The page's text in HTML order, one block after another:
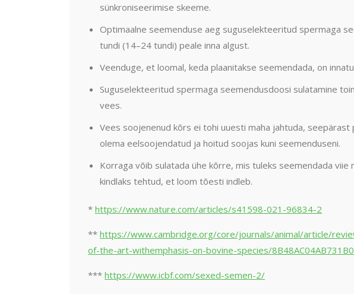
sünkroniseerimise skeeme.
Optimaalne seemenduse aeg suguselekteeritud spermaga
tundi (14–24 tundi) peale inna algust.
Veenduge, et loomal, keda plaanitakse seemendada, on
Suguselekteeritud spermaga seemendusdoosi sulatamine
vees.
Vees soojenenud kõrs ei tohi uuesti maha jahtuda,
olema eelsoojendatud ja hoitud soojas kuni seemenduseni.
Korraga võib sulatada ühe kõrre, mis tuleks seemendada viie
kindlaks tehtud, et loom tõesti indleb.
* https://www.nature.com/articles/s41598-021-96834-2
** https://www.cambridge.org/core/journals/animal/article/
of-the-art-withemphasis-on-bovine-species/
*** https://www.icbf.com/sexed-semen-2/